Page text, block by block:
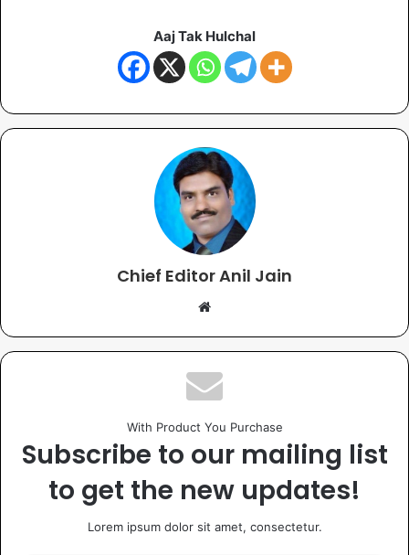
Aaj Tak Hulchal
Chief Editor Anil Jain
With Product You Purchase
Subscribe to our mailing list
to get the new updates!
Lorem ipsum dolor sit amet, consectetur.